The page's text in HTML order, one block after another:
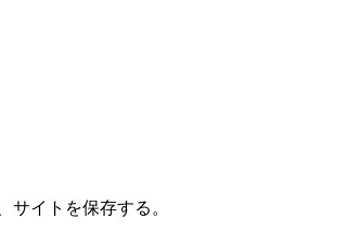
イトを保存する。